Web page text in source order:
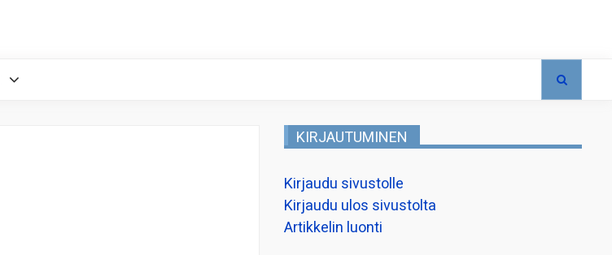
KIRJAUTUMINEN
Kirjaudu sivustolle
Kirjaudu ulos sivustolta
Artikkelin luonti